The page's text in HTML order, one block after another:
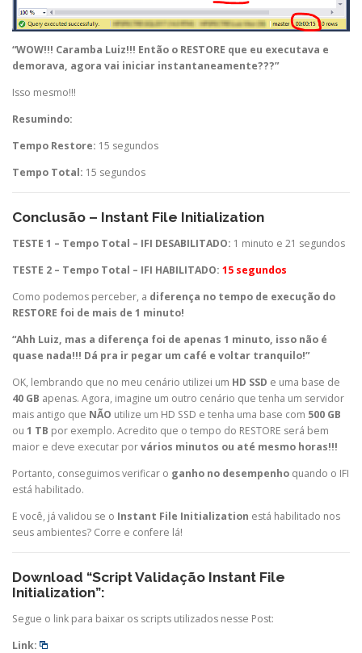
“WOW!!! Caramba Luiz!!! Então o RESTORE que eu executava e
demorava, agora vai iniciar instantaneamente???”
Isso mesmo!!!
Resumindo:
Tempo Restore: 15 segundos
Tempo Total: 15 segundos
Conclusão – Instant File Initialization
TESTE 1 – Tempo Total – IFI DESABILITADO: 1 minuto e 21 segundos
TESTE 2 – Tempo Total – IFI HABILITADO: 15 segundos
Como podemos perceber, a diferença no tempo de execução do
RESTORE foi de mais de 1 minuto!
“Ahh Luiz, mas a diferença foi de apenas 1 minuto, isso não é
quase nada!!! Dá pra ir pegar um café e voltar tranquilo!”
OK, lembrando que no meu cenário utilizei um HD SSD e uma base de
40 GB apenas. Agora, imagine um outro cenário que tenha um servidor
mais antigo que NÃO utilize um HD SSD e tenha uma base com 500 GB
ou 1 TB por exemplo. Acredito que o tempo do RESTORE será bem
maior e deve executar porvários minutos ou até mesmo horas!!!
Portanto, conseguimos verificar o ganho no desempenho quando o IFI
está habilitado.
E você, já validou se o Instant File Initialization está habilitado nos
seus ambientes? Corre e confere lá!
Download “Script Validação Instant File
Initialization”:
Segue o link para baixar os scripts utilizados nesse Post:
Link: